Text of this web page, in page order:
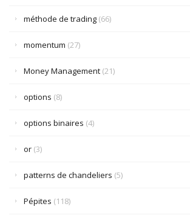
méthode de trading (66)
momentum (27)
Money Management (21)
options (8)
options binaires (4)
or (3)
patterns de chandeliers (5)
Pépites (118)